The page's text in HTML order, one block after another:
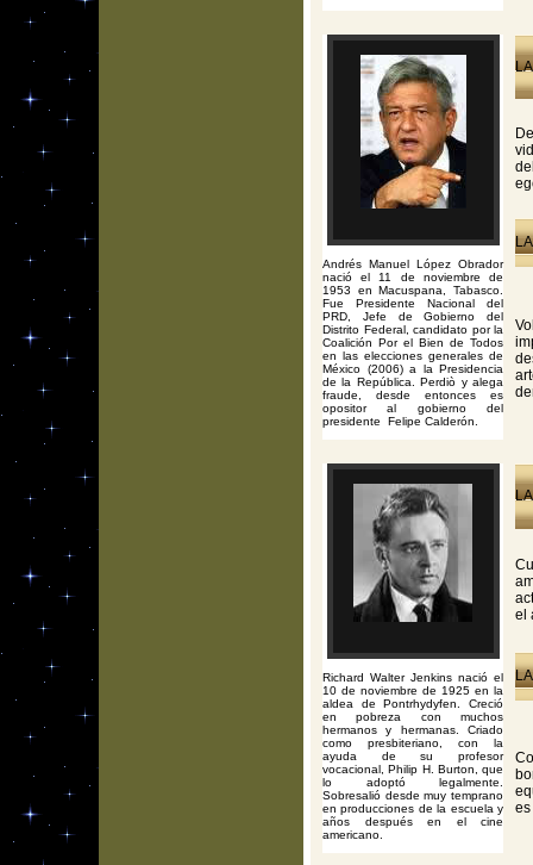
Andrés Manuel López Obrador
nació el 11 de noviembre de
1953 en Macuspana, Tabasco.
Fue Presidente Nacional del
PRD, Jefe de Gobierno del
Distrito Federal, candidato por la
Coalición Por el Bien de Todos
en las elecciones generales de
México (2006) a la Presidencia
de la República. Perdiò y alega
fraude, desde entonces es
opositor al gobierno del
presidente Felipe Calderón.
Richard Walter Jenkins nació el
10 de noviembre de 1925 en la
aldea de Pontrhydyfen. Creció
en pobreza con muchos
hermanos y hermanas. Criado
como presbiteriano, con la
ayuda de su profesor
vocacional, Philip H. Burton, que
lo adoptó legalmente.
Sobresalió desde muy temprano
en producciones de la escuela y
años después en el cine
americano.
el
es